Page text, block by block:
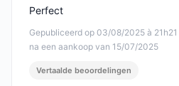
Gepubliceerd op 03/08/2025 à 21h21
na een aankoop van 15/07/2025
Perfect
Vertaalde beoordelingen